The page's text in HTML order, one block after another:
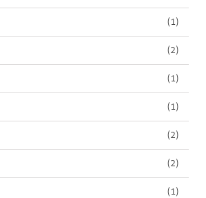
(1)
(2)
(1)
(1)
(2)
(2)
(1)